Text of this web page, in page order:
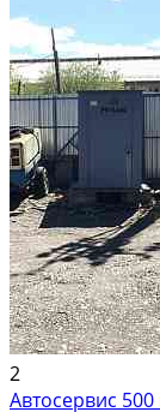
В аренду; Площадь:
Собственник; Залог:
2
Автосервис